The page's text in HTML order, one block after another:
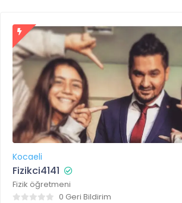
Kocaeli
Fizikci4141
Fizik öğretmeni
0 Geri Bildirim